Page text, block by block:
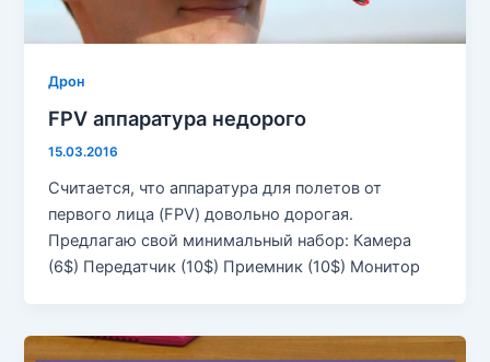
Дрон
FPV аппаратура недорого
15.03.2016
Считается, что аппаратура для полетов от
первого лица (FPV) довольно дорогая.
Предлагаю свой минимальный набор: Камера
(6$) Передатчик (10$) Приемник (10$) Монитор